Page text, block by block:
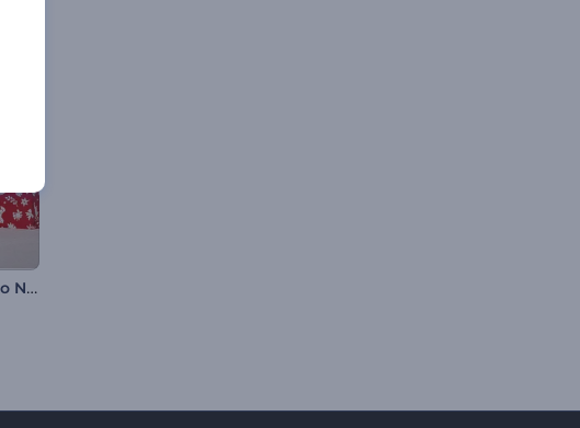
Introdução Espírito Natalino